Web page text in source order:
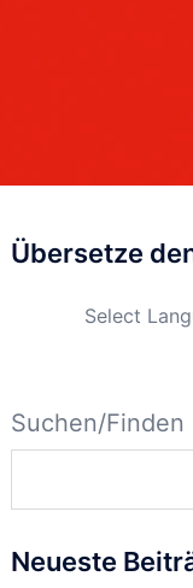
Übersetze
Select
Suchen/Finden
Neueste